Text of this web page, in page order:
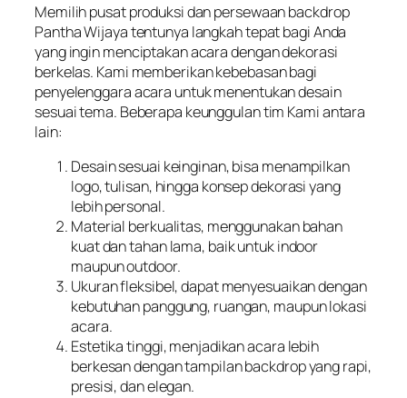
Memilih pusat produksi dan persewaan backdrop
Pantha Wijaya tentunya langkah tepat bagi Anda
yang ingin menciptakan acara dengan dekorasi
berkelas. Kami memberikan kebebasan bagi
penyelenggara acara untuk menentukan desain
sesuai tema. Beberapa keunggulan tim Kami antara
lain:
Desain sesuai keinginan, bisa menampilkan
logo, tulisan, hingga konsep dekorasi yang
lebih personal.
Material berkualitas, menggunakan bahan
kuat dan tahan lama, baik untuk indoor
maupun outdoor.
Ukuran fleksibel, dapat menyesuaikan dengan
kebutuhan panggung, ruangan, maupun lokasi
acara.
Estetika tinggi, menjadikan acara lebih
berkesan dengan tampilan backdrop yang rapi,
presisi, dan elegan.